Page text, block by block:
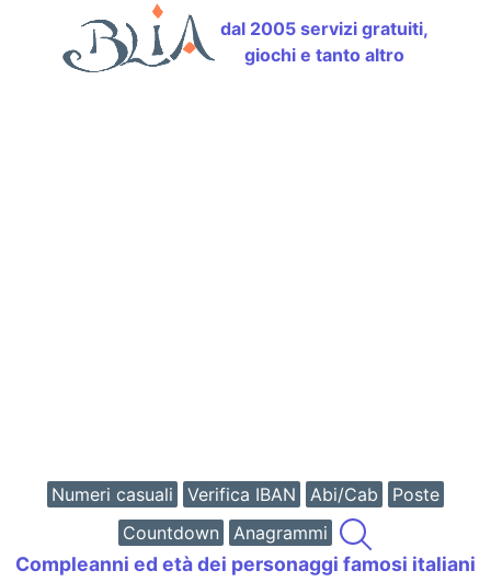
dal 2005 servizi gratuiti,
giochi e tanto altro
Numeri casuali Verifica IBAN Abi/Cab
Poste
Countdown
Anagrammi
Compleanni ed età dei personaggi famosi italiani